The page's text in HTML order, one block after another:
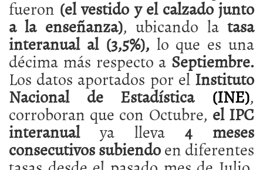
fueron (el vestido y el calzado junto
a la enseñanza), ubicando latasa
interanual al (3,5%), lo que es una
décima más respecto a Septiembre.
Los datos aportados por elInstituto
Nacional de Estadística(INE),
corroboran que con Octubre, el IPC
interanualya lleva 4 meses
consecutivos subiendoen diferentes